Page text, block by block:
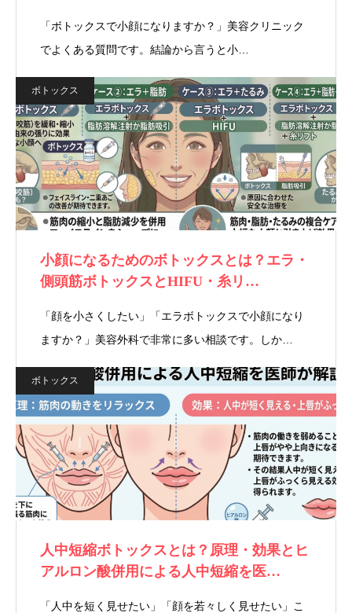
「ボトックスで小顔になりますか？」美容クリニック
でよくある質問です。結論から言うと小…
ボトックス
小顔になるためのボトックスとは？エラ・
側頭筋ボトックスとHIFU・糸リ…
「顔を小さくしたい」「エラボトックスで小顔になり
ますか？」美容外科で非常に多い相談です。しか…
ボトックス
人中短縮ボトックスとは？原理・効果とヒ
アルロン酸併用による人中短縮を医…
「人中を短く見せたい」「顔を若々しく見せたい」こ